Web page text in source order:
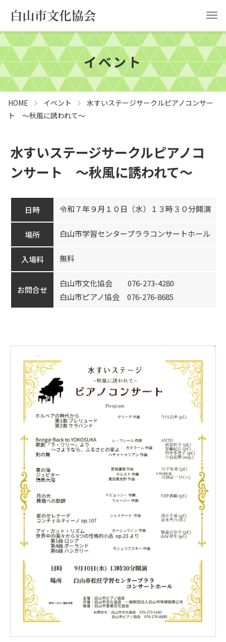
協会申請
お問い合わせ
YouTube
HOME 白山市文化協会について 事業計
イベント
HOME イベント
水すいステージサークルピアノコンサー
ト ～秋風に誘われて～
水すいステージサークルピアノコ
ンサート ～秋風に誘われて～
日時 令和７年９月１０日（水）１３時３０分開演
場所 白山市学習センタープララコンサートホール
入場料 無料
お問合せ
白山市文化協会 076-273-4280
白山市ピアノ協会 076-276-8685